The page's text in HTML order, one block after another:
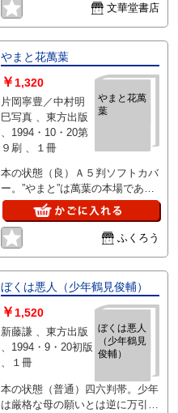
文華堂書店
やまと花萬葉
やまと花萬
葉
￥ 1,320
片岡寧豊／中村明
巳写真 、東方出版
、1994・10・20第
９刷 、１冊
本の状態（良）Ａ５判ソフトカバ
ー。”やまと”は萬葉の本場であ
る。本書は大和の山野に咲く花々
を訪ねて四季折々に・・
ふくろう
ぼくは悪人（少年鶴見俊輔）
ぼくは悪人
（少年鶴見
俊輔）
￥ 1,520
新藤謙 、東方出版
、1994・9・20初版
、１冊
本の状態（普通）四六判帯。少年
は厳格な母の願いとは逆に万引き